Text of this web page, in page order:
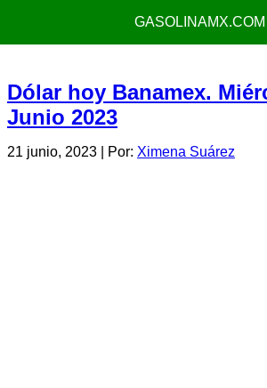
GASOLINAMX.COM
Dólar hoy Banamex.
Junio 2023
21 junio, 2023 | Por: Ximena Suárez